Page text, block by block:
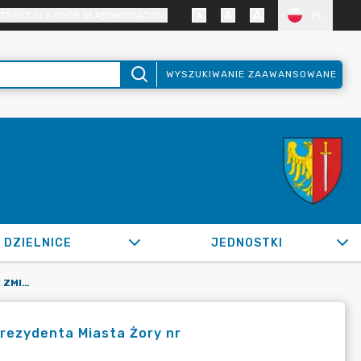
WYSZUKIWANIE ZAAWANSOWANE
DZIELNICE JEDNOSTKI
OR.0050.868.2020_SIR W SPRAWIE ZMIANY ZARZĄDZENIA PREZYDENTA MIASTA ŻORY NR OR.0050.717.2020 Z 16 CZERWCA 2020 R.
Miasta Żory nr